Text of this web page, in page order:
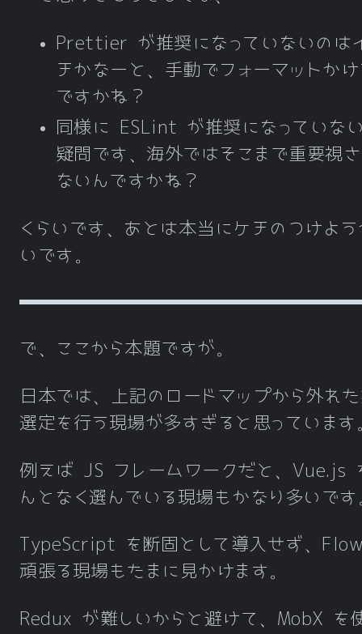
Prettier が推奨になっていないのは
チかなーと、手動でフォーマットかけ
ですかね？
同様に ESLint が推奨になっていな
疑問です、海外ではそこまで重要視
ないんですかね？
くらいです、あとは本当にケチのつけよ
いです。
で、ここから本題ですが。
日本では、上記のロードマップから外れ
選定を行う現場が多すぎると思っています
例えば JS フレームワークだと、Vue.js
んとなく選んでいる現場もかなり多いです
TypeScript を断固として導入せず、
頑張る現場もたまに見かけます。
Redux が難しいからと避けて、MobX を